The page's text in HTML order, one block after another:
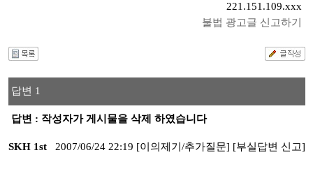
221.151.109.xxx
불법 광고글 신고하기
답변 1
답변 : 작성자가 게시물을 삭제 하였습니다
SKH 1st 2007/06/24 22:19 [이의제기/추가질문] [부실답변 신고]